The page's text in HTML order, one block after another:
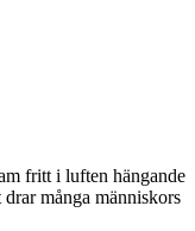
fritt i luften hängande
många människors